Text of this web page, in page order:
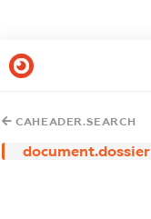
CAHEADER.SEARCH
document.dossier